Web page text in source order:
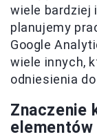
wiele bardziej
planujemy
Google
wiele innych,
odniesienia
Znaczenie